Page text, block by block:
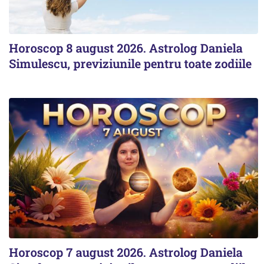
Horoscop 8 august 2026. Astrolog Daniela
Simulescu, previziunile pentru toate zodiile
Horoscop 7 august 2026. Astrolog Daniela